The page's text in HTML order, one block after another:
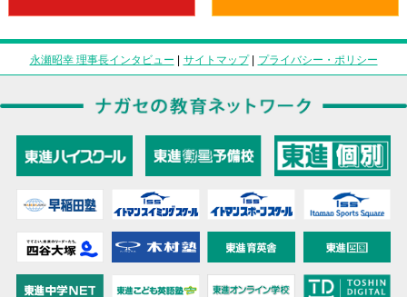
永瀬昭幸 理事長インタビュー | サイトマップ| プライバシー・ポリシー